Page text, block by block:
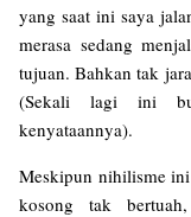
yang saat ini saya
merasa sedang
tujuan. Bahkan tak
(Sekali lagi ini
kenyataannya).
Meskipun nihilisme
kosong tak